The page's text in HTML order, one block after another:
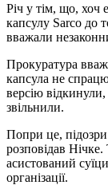
Річ у тім, що, хоч
капсулу Sarco до
вважали
Прокуратура
капсула не
версію
звільнили.
Попри це,
розповідав
асистований
організації.